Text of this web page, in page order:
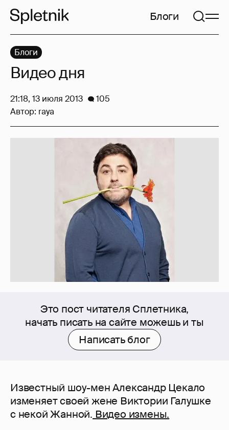
Блоги
Это пост читателя Сплетника,
начать писать на сайте можешь и ты
Написать блог
Известный шоу-мен Александр Цекало
изменяет своей жене Виктории Галушке
с некой Жанной. Видео измены.
Блоги
Видео дня
21:18, 13 июля 2013
105
Автор: raya